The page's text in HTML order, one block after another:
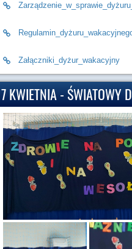
Załączniki_dyżur_wakacyjny
7 KWIETNIA - ŚWIATOWY